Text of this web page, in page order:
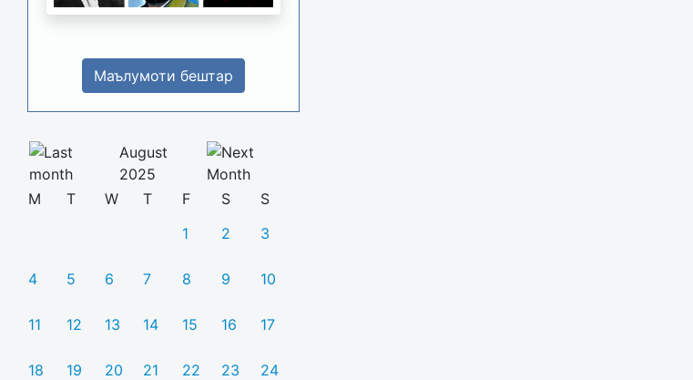
Маълумоти бештар
August
2025
M
T W T F S
S
1
2 3
4 5 6 7 8 9 10
11 12 13 14 15 16 17
18 19 20 21 22 23 24